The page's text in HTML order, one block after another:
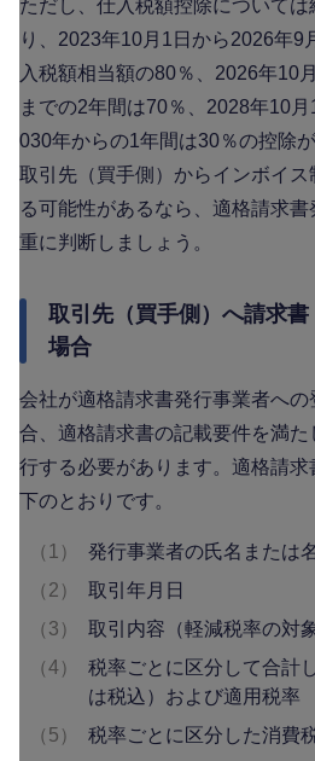
ただし、仕入税額控除について
り、2023年10月1日から2026年9
入税額相当額の80％、2026年10
までの2年間は70％、2028年10
030年からの1年間は30％の控除が
取引先（買手側）からインボイ
る可能性があるなら、適格請求
重に判断しましょう。
取引先（買手側）へ請求
場合
会社が適格請求書発行事業者へ
合、適格請求書の記載要件を満
行する必要があります。適格請
下のとおりです。
（1）
発行事業者の氏名または
（2）
取引年月日
（3）
取引内容（軽減税率の対
（4）
税率ごとに区分して合計
は税込）および適用税率
（5）
税率ごとに区分した消費